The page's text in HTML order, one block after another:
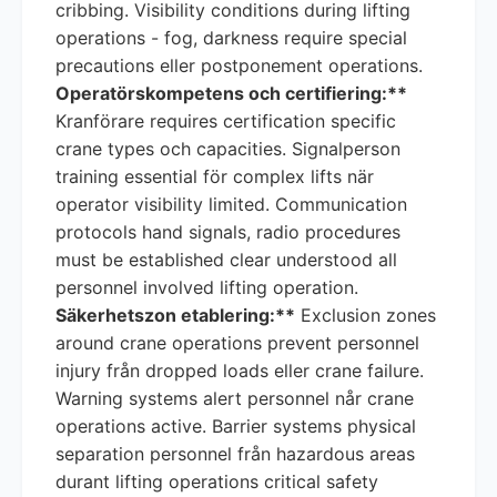
cribbing. Visibility conditions during lifting
operations - fog, darkness require special
precautions eller postponement operations.
Operatörskompetens och certifiering:**
Kranförare requires certification specific
crane types och capacities. Signalperson
training essential för complex lifts när
operator visibility limited. Communication
protocols hand signals, radio procedures
must be established clear understood all
personnel involved lifting operation.
Säkerhetszon etablering:** Exclusion zones
around crane operations prevent personnel
injury från dropped loads eller crane failure.
Warning systems alert personnel når crane
operations active. Barrier systems physical
separation personnel från hazardous areas
durant lifting operations critical safety